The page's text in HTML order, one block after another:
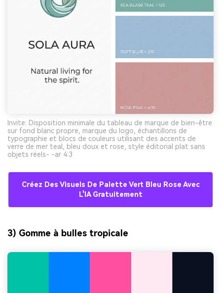
Invite: Disposition minimale du tableau de marque de bien-être
sur fond blanc propre, marque du logo, échantillons de
typographie et blocs de couleurs utilisant des accents de
verre de mer teal, bleu doux et rose, style éditorial plat sans
objets réels- -ar 4:3
Créez Des Visuels De Palette Vert Bleu Rose Avec
L'IA Gratuitement
3) Gomme à bulles tropicale